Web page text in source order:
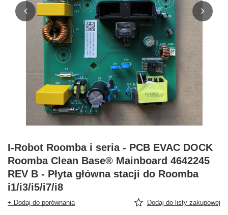
I-Robot Roomba i seria - PCB EVAC DOCK
Roomba Clean Base® Mainboard 4642245
REV B - Płyta główna stacji do Roomba
i1/i3/i5/i7/i8
+ Dodaj do porównania Dodaj do listy zakupowej